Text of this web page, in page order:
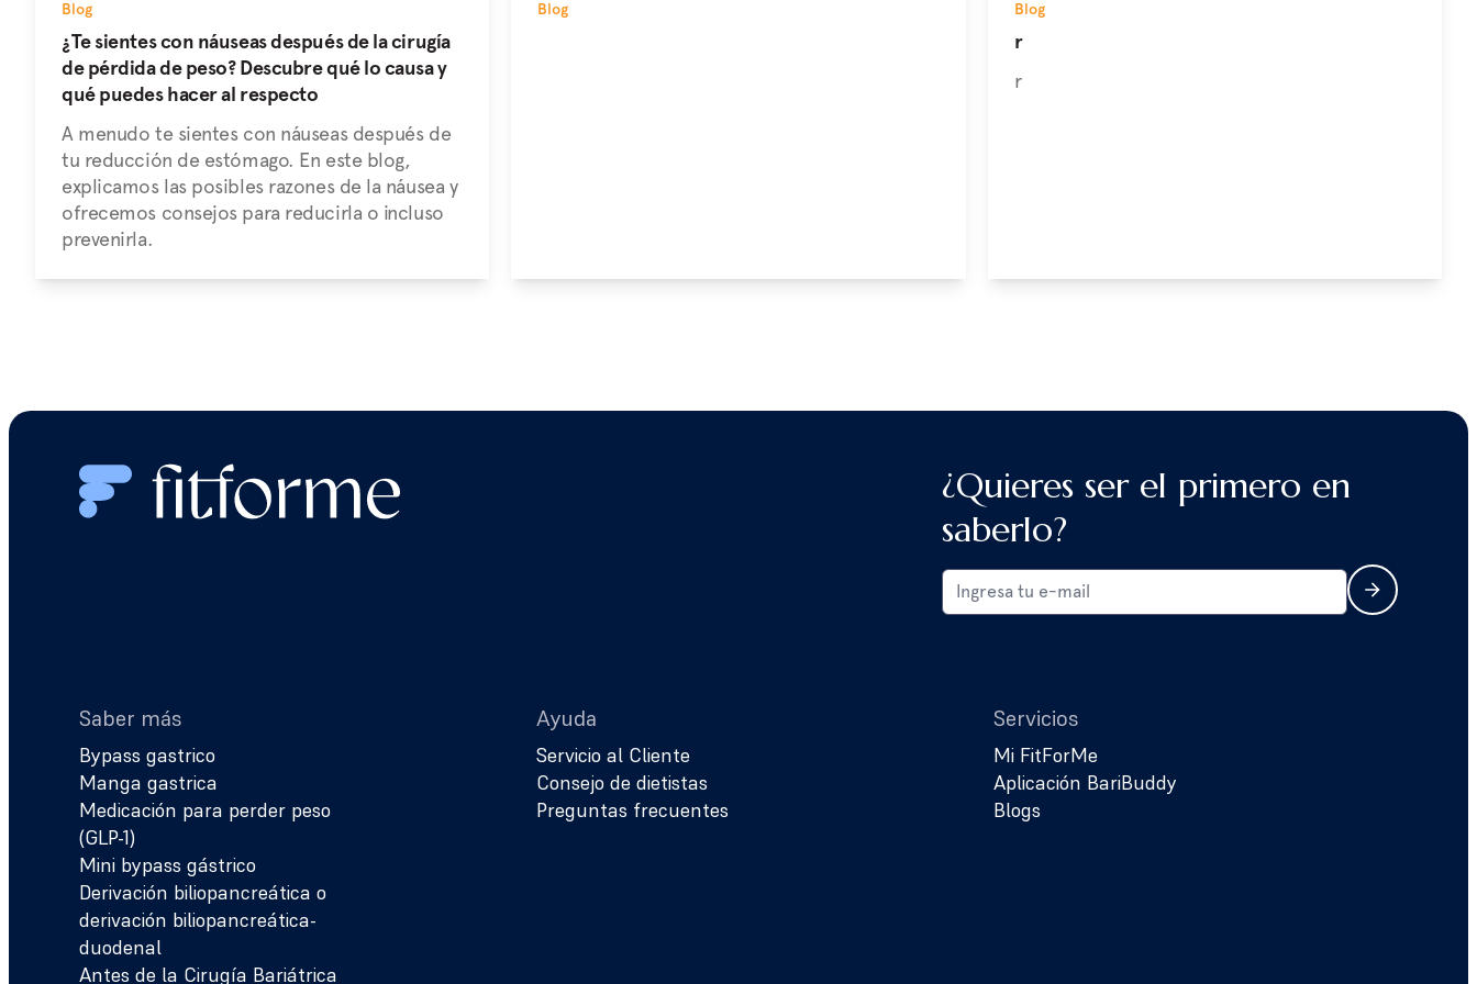
Blog
¿Te sientes con náuseas después de la cirugía
de pérdida de peso? Descubre qué lo causa y
qué puedes hacer al respecto
A menudo te sientes con náuseas después de
tu reducción de estómago. En este blog,
explicamos las posibles razones de la náusea y
ofrecemos consejos para reducirla o incluso
prevenirla.
Blog Blog
r
r
¿Quieres ser el primero en
saberlo?
Saber más
Bypass gastrico
Manga gastrica
Medicación para perder peso
(GLP-1)
Mini bypass gástrico
Derivación biliopancreática o
derivación biliopancreática-
duodenal
Antes de la Cirugía Bariátrica
Ayuda
Servicio al Cliente
Consejo de dietistas
Preguntas frecuentes
Servicios
Mi FitForMe
Aplicación BariBuddy
Blogs